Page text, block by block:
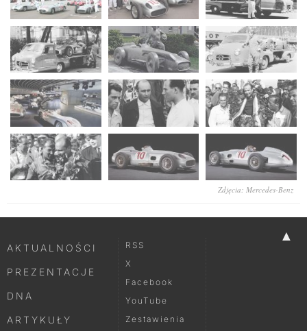
Zdjęcia: Mercedes-Benz
▲
AKTUALNOŚCI
PREZENTACJE
DNA
ARTYKUŁY
RSS
X
Facebook
YouTube
Zestawienia